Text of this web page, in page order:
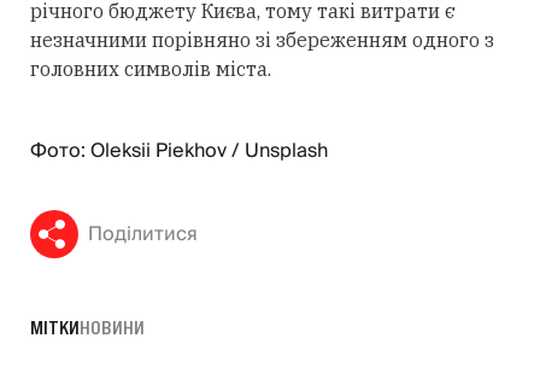
річного бюджету Києва, тому такі витрати є
незначними порівняно зі збереженням одного з
головних символів міста.
Фото: Oleksii Piekhov / Unsplash
Поділитися
МІТКИНОВИНИ